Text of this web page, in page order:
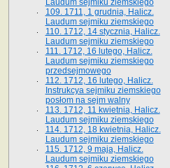
Laudum sejmiku ziemskiego
109. 1711, 1 grudnia, Halicz.
Laudum sejmiku ziemskiego
110. 1712, 14 stycznia, Halicz.
Laudum sejmiku ziemskiego
111. 1712, 16 lutego, Halicz.
Laudum sejmiku ziemskiego
przedsejmowego
112. 1712, 16 lutego, Halicz.
Instrukcya sejmiku ziemskiego
posłom na sejm walny
113. 1712, 11 kwietnia, Halicz.
Laudum sejmiku ziemskiego
114. 1712, 18 kwietnia, Halicz.
Laudum sejmiku ziemskiego
115. 1712, 9 maja, Halicz.
Laudum sejmiku ziemskiego